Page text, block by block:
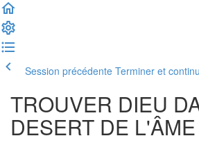
Session précédente Terminer et
TROUVER DIEU
DESERT DE L'ÂME